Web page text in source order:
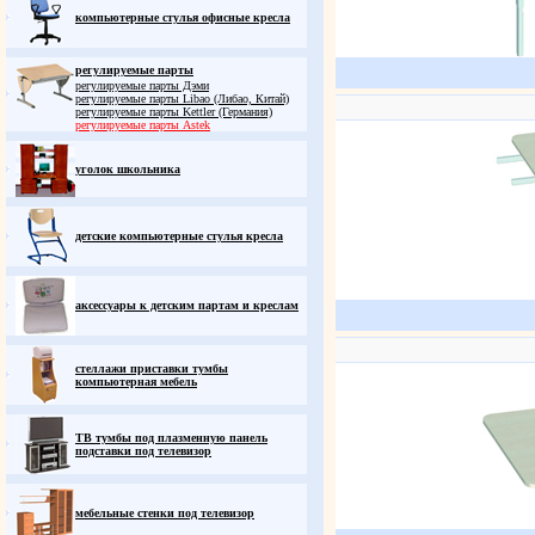
компьютерные стулья офисные кресла
регулируемые парты
регулируемые парты Дэми
регулируемые парты Libao (Либао, Китай)
регулируемые парты Kettler (Германия)
регулируемые парты Astek
уголок школьника
детские компьютерные стулья кресла
аксессуары к детским партам и креслам
стеллажи приставки тумбы
компьютерная мебель
ТВ тумбы под плазменную панель
подставки под телевизор
мебельные стенки под телевизор